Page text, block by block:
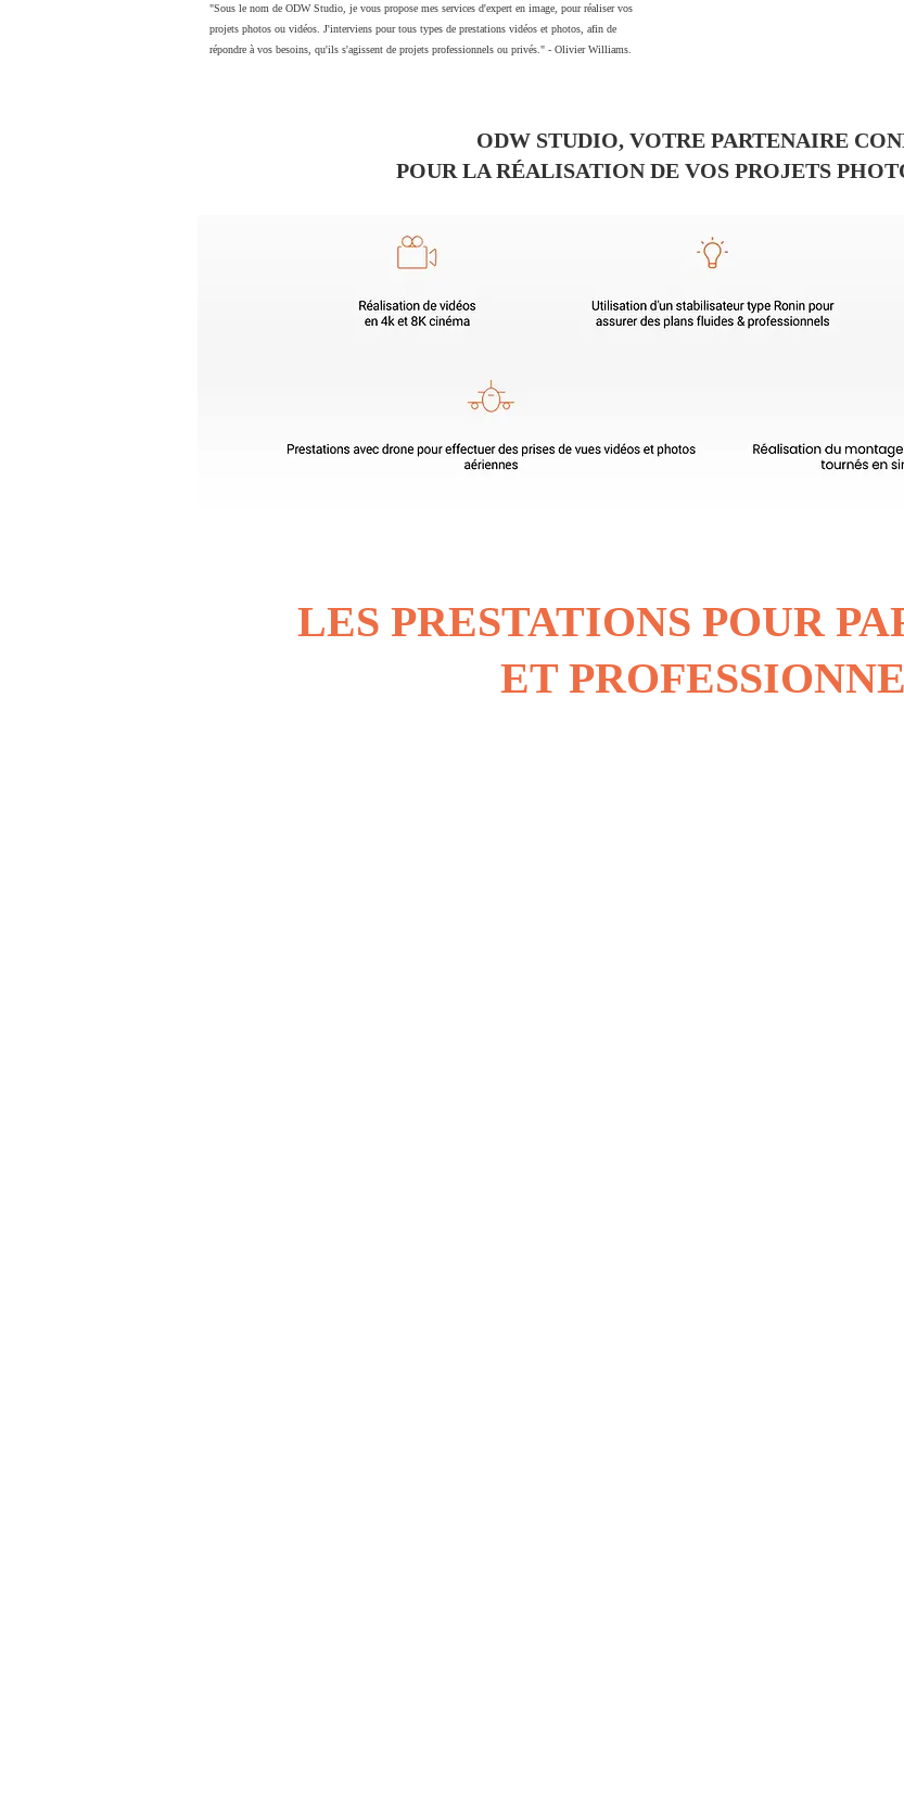
"Sous le nom de ODW Studio, je vous propose mes services d'expert en image, pour réaliser vos
projets photos ou vidéos. J'interviens pour tous types de prestations vidéos et photos, afin de
répondre à vos besoins, qu'ils s'agissent de projets professionnels ou privés." - Olivier Williams.
ODW STUDIO, VOTRE PARTENAIRE
POUR LA RÉALISATION DE VOS PROJETS
LES PRESTATIONS POUR
ET